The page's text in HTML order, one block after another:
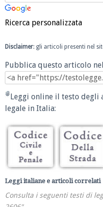
Ricerca personalizzata
Disclaimer: gli articoli presenti nel
Pubblica questo articolo
Leggi online il testo
legale in Italia:
Leggi italiane e articoli correlati
Consulta i seguenti testi di